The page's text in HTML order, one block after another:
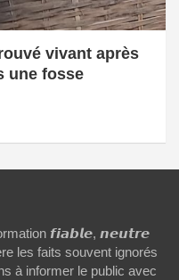
vivant après
une fosse
𝙛𝙞𝙖𝙗𝙡𝙚, 𝙣𝙚𝙪𝙩𝙧𝙚
les faits souvent ignorés
à informer le public avec